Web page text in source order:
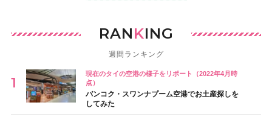
RANKING
週間ランキング
現在のタイの空港の様子をリポート（2022年4月時
点）
バンコク・スワンナプーム空港でお土産探しを
してみた